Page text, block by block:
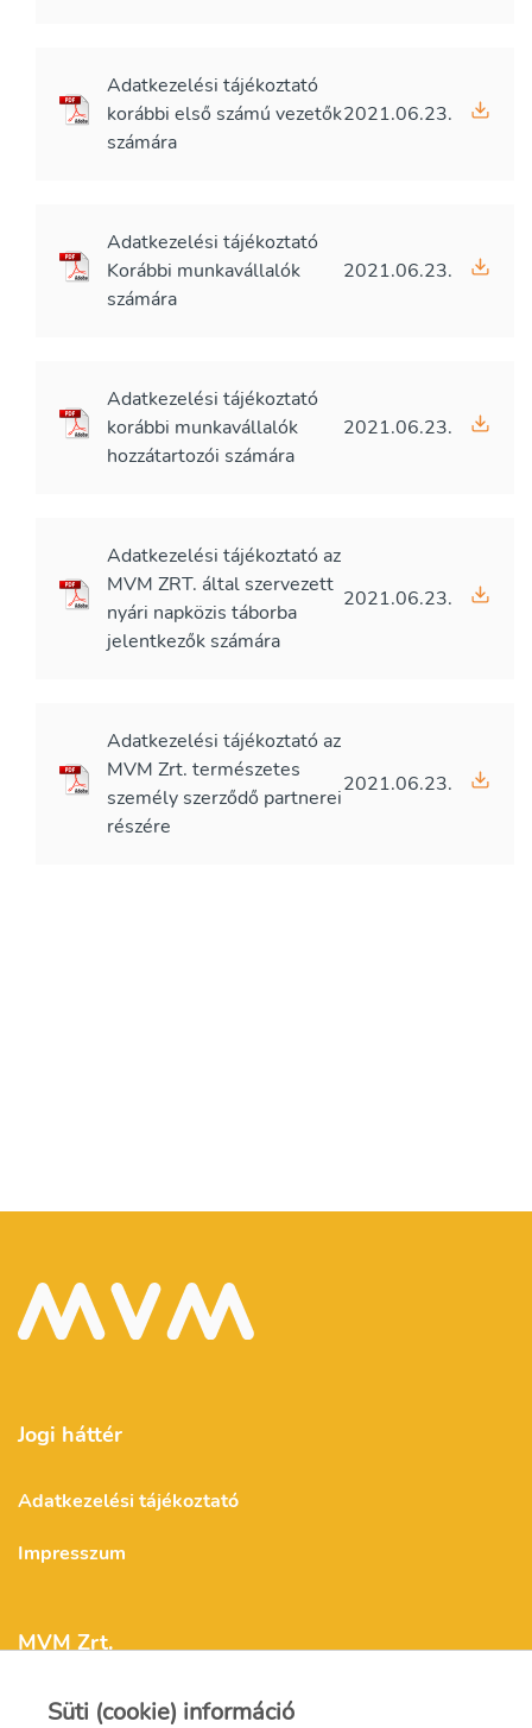
Adatkezelési tájékoztató
korábbi első számú vezetők
számára
2021.06.23.
Adatkezelési tájékoztató
Korábbi munkavállalók
számára
2021.06.23.
Adatkezelési tájékoztató
korábbi munkavállalók
hozzátartozói számára
2021.06.23.
Adatkezelési tájékoztató az
MVM ZRT. által szervezett
nyári napközis táborba
jelentkezők számára
2021.06.23.
Adatkezelési tájékoztató az
MVM Zrt. természetes
személy szerződő partnerei
részére
2021.06.23.
Jogi háttér
Adatkezelési tájékoztató
Impresszum
MVM Zrt.
Süti (cookie) információ